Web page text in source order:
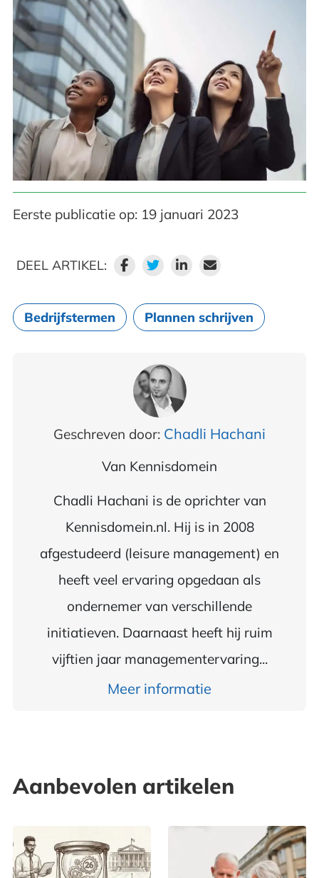
Eerste publicatie op: 19 januari 2023
DEEL ARTIKEL:
Bedrijfstermen Plannen schrijven
Geschreven door: Chadli Hachani
Van Kennisdomein
Chadli Hachani is de oprichter van
Kennisdomein.nl. Hij is in 2008
afgestudeerd (leisure management) en
heeft veel ervaring opgedaan als
ondernemer van verschillende
initiatieven. Daarnaast heeft hij ruim
vijftien jaar managementervaring...
Meer informatie
Aanbevolen artikelen